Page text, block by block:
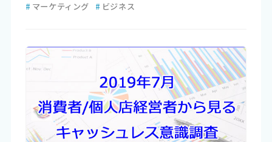
# マーケティング # ビジネス